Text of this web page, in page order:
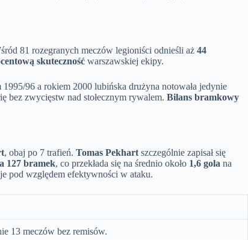
81 rozegranych meczów legioniści odnieśli aż 44
skuteczność warszawskiej ekipy.
1995/96 a rokiem 2000 lubińska drużyna notowała jedynie
bez zwycięstw nad stołecznym rywalem. Bilans bramkowy
, obaj po 7 trafień. Tomas Pekhart szczególnie zapisał się
127 bramek, co przekłada się na średnio około 1,6 gola na
pod względem efektywności w ataku.
13 meczów bez remisów.